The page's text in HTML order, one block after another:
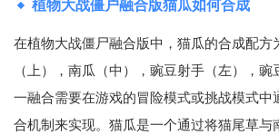
植物大战僵户融合版猫瓜如何合成
在植物大战僵尸融合版中，猫瓜的合成配方
（上），南瓜（中），豌豆射手（左），
一融合需要在游戏的冒险模式或挑战模式中
合机制来实现。猫瓜是一个通过将猫尾草与